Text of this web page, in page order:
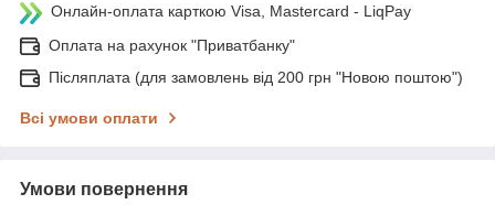
Онлайн-оплата карткою Visa, Mastercard - LiqPay
Оплата на рахунок "Приватбанку"
Післяплата (для замовлень від 200 грн "Новою поштою")
Всі умови оплати
Умови повернення